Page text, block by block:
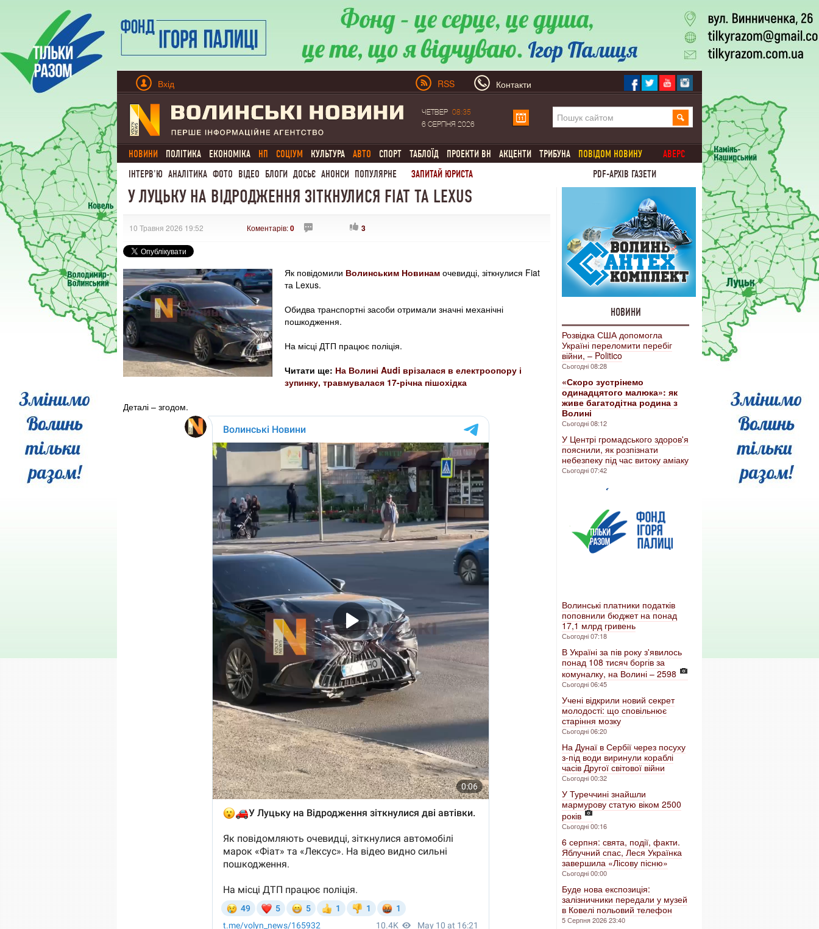
Вхід RSS Контакти
ЧЕТВЕР
08:35
6 СЕРПНЯ 2026
НОВИНИ ПОЛІТИКА ЕКОНОМІКА НП СОЦІУМ КУЛЬТУРА АВТО СПОРТ ТАБЛОЇД ПРОЕКТИ ВН АКЦЕНТИ ТРИБУНА ПОВІДОМ НОВИНУ
АВЕРС
ІНТЕРВ'Ю АНАЛІТИКА ФОТО ВІДЕО БЛОГИ ДОСЬЄ АНОНСИ ПОПУЛЯРНЕ ЗАПИТАЙ ЮРИСТА PDF-АРХІВ ГАЗЕТИ
У ЛУЦЬКУ НА ВІДРОДЖЕННЯ ЗІТКНУЛИСЯ FIAT ТА LEXUS
10 Травня 2026 19:52 Коментарів:0 3
Як повідомили Волинським Новинам очевидці, зіткнулися Fiat
та Lexus.
Обидва транспортні засоби отримали значні механічні
пошкодження.
На місці ДТП працює поліція.
Читати ще: На Волині Audi врізалася в електроопору і
зупинку, травмувалася 17-річна пішохідка
Деталі – згодом.
НОВИНИ
Розвідка США допомогла
Україні переломити перебіг
війни, – Politico
Сьогодні 08:28
«Скоро зустрінемо
одинадцятого малюка»: як
живе багатодітна родина з
Волині
Сьогодні 08:12
У Центрі громадського здоров'я
пояснили, як розпізнати
небезпеку під час витоку аміаку
Сьогодні 07:42
Волинські платники податків
поповнили бюджет на понад
17,1 млрд гривень
Сьогодні 07:18
В Україні за пів року з'явилось
понад 108 тисяч боргів за
комуналку, на Волині – 2598
Сьогодні 06:45
Учені відкрили новий секрет
молодості: що сповільнює
старіння мозку
Сьогодні 06:20
На Дунаї в Сербії через посуху
з-під води виринули кораблі
часів Другої світової війни
Сьогодні 00:32
У Туреччині знайшли
мармурову статую віком 2500
років
Сьогодні 00:16
6 серпня: свята, події, факти.
Яблучний спас, Леся Українка
завершила «Лісову пісню»
Сьогодні 00:00
Буде нова експозиція:
залізничники передали у музей
в Ковелі польовий телефон
5 Серпня 2026 23:40